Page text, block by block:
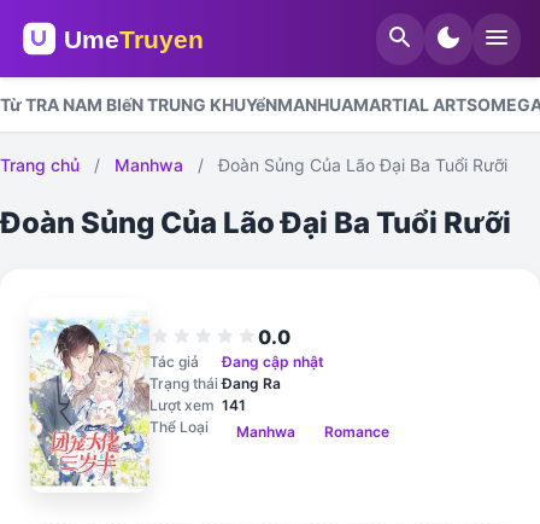
search dark_mode menu
Từ TRA NAM BIếN TRUNG KHUYểNMANHUAMARTIAL ARTS
Trang chủ / Manhwa / Đoàn Sủng Của Lão Đại Ba Tuổi Rưỡi
Đoàn Sủng Của Lão Đại Ba Tuổi Rưỡi
star star star star star 0.0
Tác giả
Đang cập nhật
Trạng thái Đang Ra
Lượt xem 141
Thể Loại
Manhwa Romance